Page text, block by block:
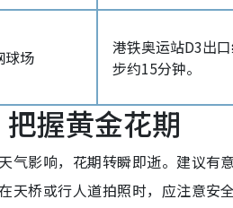
球场
港铁奥运站D3出
步约15分钟。
握黄金花期
气影响，花期转瞬即逝。建议
天桥或行人道拍照时，应注意安